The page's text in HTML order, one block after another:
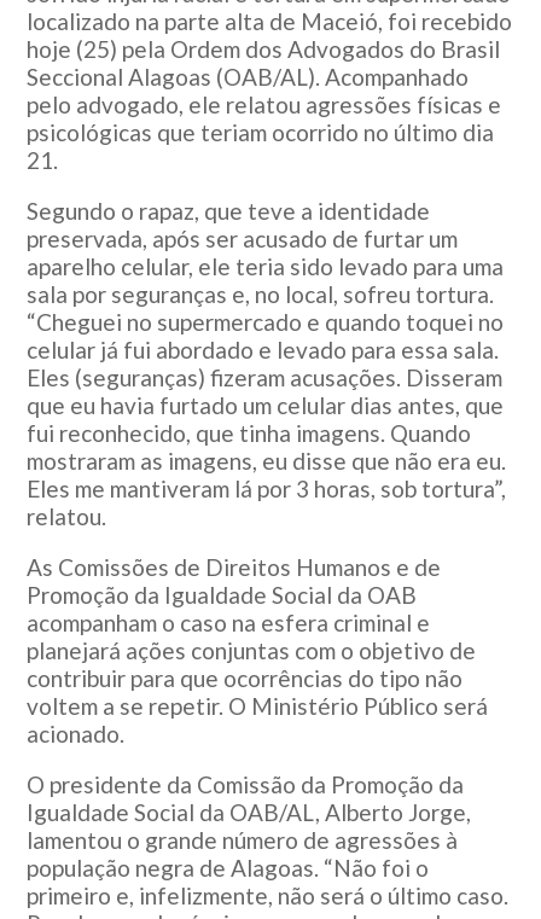
localizado na parte alta de Maceió, foi recebido
hoje (25) pela Ordem dos Advogados do Brasil
Seccional Alagoas (OAB/AL). Acompanhado
pelo advogado, ele relatou agressões físicas e
psicológicas que teriam ocorrido no último dia
21.
Segundo o rapaz, que teve a identidade
preservada, após ser acusado de furtar um
aparelho celular, ele teria sido levado para uma
sala por seguranças e, no local, sofreu tortura.
“Cheguei no supermercado e quando toquei no
celular já fui abordado e levado para essa sala.
Eles (seguranças) fizeram acusações. Disseram
que eu havia furtado um celular dias antes, que
fui reconhecido, que tinha imagens. Quando
mostraram as imagens, eu disse que não era eu.
Eles me mantiveram lá por 3 horas, sob tortura”,
relatou.
As Comissões de Direitos Humanos e de
Promoção da Igualdade Social da OAB
acompanham o caso na esfera criminal e
planejará ações conjuntas com o objetivo de
contribuir para que ocorrências do tipo não
voltem a se repetir. O Ministério Público será
acionado.
O presidente da Comissão da Promoção da
Igualdade Social da OAB/AL, Alberto Jorge,
lamentou o grande número de agressões à
população negra de Alagoas. “Não foi o
primeiro e, infelizmente, não será o último caso.